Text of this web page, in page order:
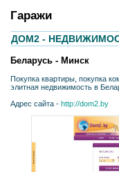
Гаражи
ДОМ2 -
Беларусь - Минск
Покупка квартиры, покупка
элитная недвижимость в
Адрес сайта - http://dom2.by